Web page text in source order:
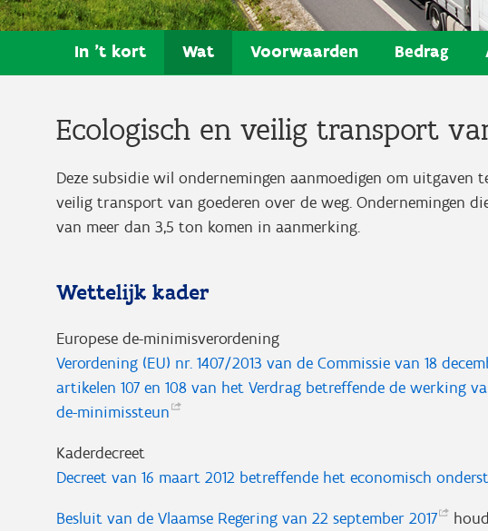
In 't kort Wat Voorwaarden Bedrag
Ecologisch en veilig transport
Deze subsidie wil ondernemingen aanmoedigen om uitgaven
veilig transport van goederen over de weg. Ondernemingen
van meer dan 3,5 ton komen in aanmerking.
Wettelijk kader
Europese de-minimisverordening
Verordening (EU) nr. 1407/2013 van de Commissie van 18
artikelen 107 en 108 van het Verdrag betreffende de werking
de-minimissteun
Kaderdecreet
Decreet van 16 maart 2012 betreffende het economisch
Besluit van de Vlaamse Regering van 22 september 2017